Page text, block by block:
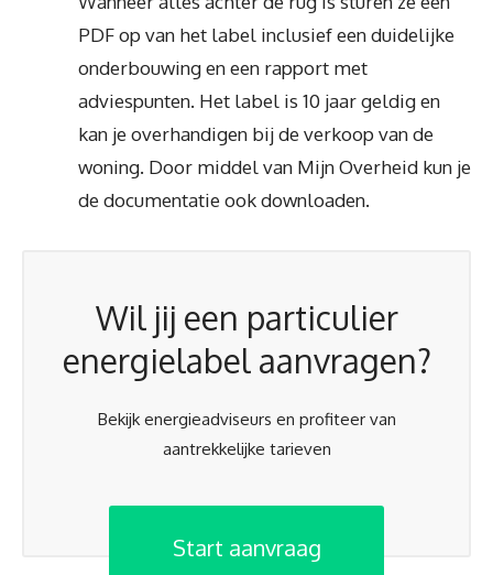
PDF op van het label inclusief een duidelijke
onderbouwing en een rapport met
adviespunten. Het label is 10 jaar geldig en
kan je overhandigen bij de verkoop van de
woning. Door middel van Mijn Overheid kun je
de documentatie ook downloaden.
Wil jij een particulier
energielabel aanvragen?
Bekijk energieadviseurs en profiteer van
aantrekkelijke tarieven
Start aanvraag